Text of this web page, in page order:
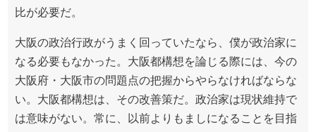
比が必要だ。
大阪の政治行政がうまく回っていたなら、僕が政治家に
なる必要もなかった。大阪都構想を論じる際には、今の
大阪府・大阪市の問題点の把握からやらなければならな
い。大阪都構想は、その改善策だ。政治家は現状維持で
は意味がない。常に、以前よりもましになることを目指